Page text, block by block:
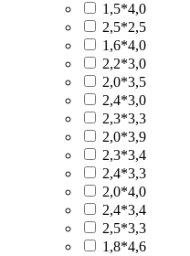
1,5*4,0
2,5*2,5
1,6*4,0
2,2*3,0
2,0*3,5
2,4*3,0
2,3*3,3
2,0*3,9
2,3*3,4
2,4*3,3
2,0*4,0
2,4*3,4
2,5*3,3
1,8*4,6